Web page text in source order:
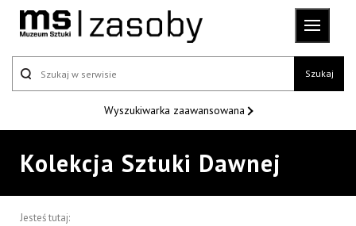
Szukaj
Wyszukiwarka zaawansowana
Kolekcja Sztuki Dawnej
Jesteś tutaj: